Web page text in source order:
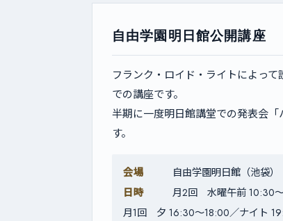
自由学園明日館公開講座
フランク・ロイド・ライトによっ
での講座です。
半期に一度明日館講堂での発表会
す。
会場
自由学園明日館（池袋）
日時
月2回 水曜午前 10:30
月1回 夕 16:30〜18:00／ナイト